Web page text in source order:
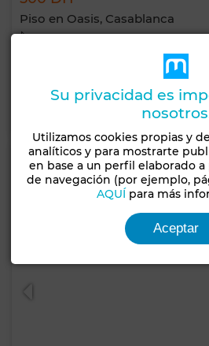
Piso en Oasis, Casablanca
1 Mín.
Llamar
Su privacidad es
Utilizamos cookies propias y
analíticos y para mostrarte
en base a un perfil elaborado
de navegación (por ejemplo,
AQUÍ para más
Aceptar